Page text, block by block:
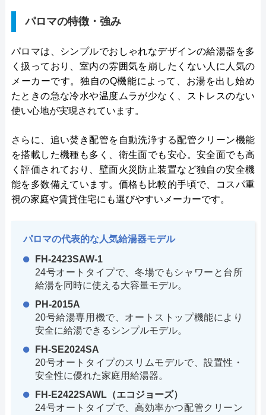
パロマの特徴・強み
パロマは、シンプルでおしゃれなデザインの給湯器を多
く扱っており、室内の雰囲気を崩したくない人に人気の
メーカーです。独自のQ機能によって、お湯を出し始め
たときの急な冷水や温度ムラが少なく、ストレスのない
使い心地が実現されています。
さらに、追い焚き配管を自動洗浄する配管クリーン機能
を搭載した機種も多く、衛生面でも安心。安全面でも高
く評価されており、壁面火災防止装置など独自の安全機
能を多数備えています。価格も比較的手頃で、コスパ重
視の家庭や賃貸住宅にも選びやすいメーカーです。
パロマの代表的な人気給湯器モデル
FH-2423SAW-1
24号オートタイプで、冬場でもシャワーと台所
給湯を同時に使える大容量モデル。
PH-2015A
20号給湯専用機で、オートストップ機能により
安全に給湯できるシンプルモデル。
FH-SE2024SA
20号オートタイプのスリムモデルで、設置性・
安全性に優れた家庭用給湯器。
FH-E2422SAWL（エコジョーズ）
24号オートタイプで、高効率かつ配管クリーン